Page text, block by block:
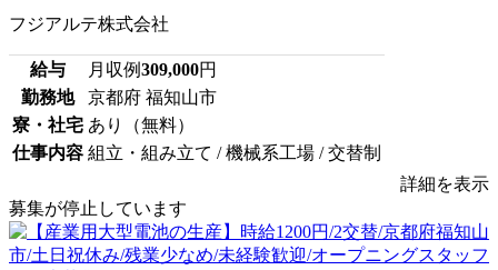
フジアルテ株式会社
給与 月収例309,000円
勤務地
京都府 福知山市
寮・社宅 あり（無料）
仕事内容 組立・組み立て / 機械系工場 / 交替制
詳細を表示
募集が停止しています